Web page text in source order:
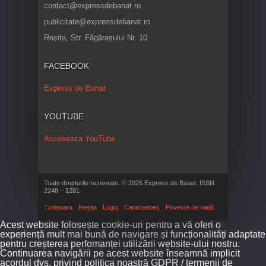
contact@expressdebanat.ro
publicitate@expressdebanat.ro
Reșița, Str. Făgărașului Nr. 10
FACEBOOK
Express de Banat
YOUTUBE
Acceseaza YouTube
Toate drepturile rezervate. © 2025 Express de Banat. ISSN
2248 – 1281
Timișoara Reșița Lugoj Caransebeș Poveste de viață
Acest website folosește cookie-uri pentru a vă oferi o
experiență mult mai bună de navigare și funcționalități adaptate
pentru creșterea perfomanței utilizării website-ului nostru.
Continuarea navigării pe acest website înseamnă implicit
acordul dvs. privind politica noastră GDPR / termenii de